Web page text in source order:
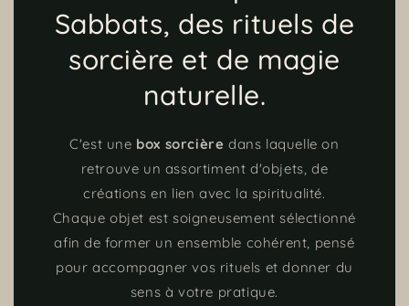
Sabbats, des rituels de
sorcière et de magie
naturelle.
C'est une box sorcièredans laquelle on
retrouve un assortiment d'objets, de
créations en lien avec la spiritualité.
Chaque objet est soigneusement sélectionné
afin de former un ensemble cohérent, pensé
pour accompagner vos rituels et donner du
sens à votre pratique.